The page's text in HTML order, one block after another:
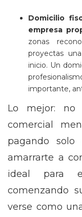
Domicilio
empresa
zonas
proyectas
inicio. Un
importante,
Lo mejor: no
comercial
pagando
amarrarte a
ideal para
comenzando
verse como